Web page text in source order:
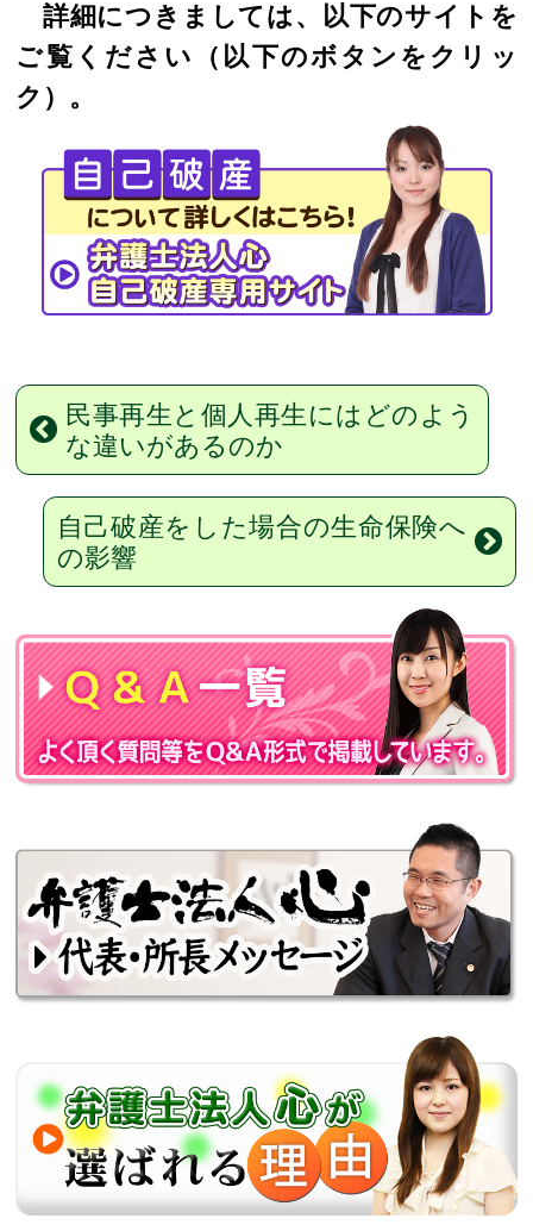
詳細につきましては、以下のサイトを
ご覧ください（以下のボタンをクリッ
ク）。
民事再生と個人再生にはどのよう
な違いがあるのか
自己破産をした場合の生命保険へ
の影響